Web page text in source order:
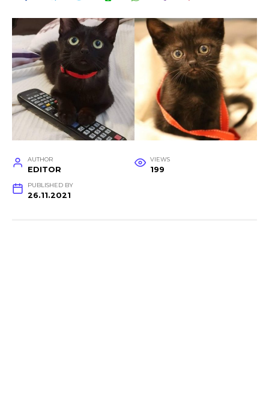
AUTHOR
EDITOR
VIEWS
199
PUBLISHED BY
26.11.2021